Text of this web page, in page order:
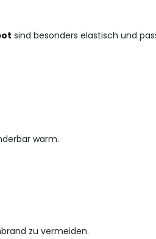
sind besonders elastisch und
warm.
zu vermeiden.